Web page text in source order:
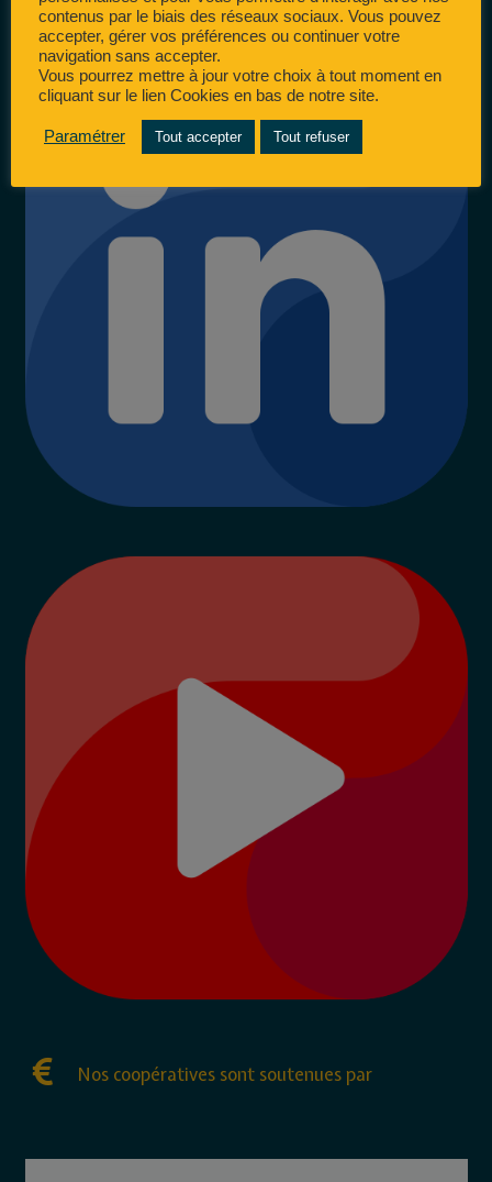
Nos coopératives sont soutenues par
contenus par le biais des réseaux sociaux. Vous pouvez
accepter, gérer vos préférences ou continuer votre
navigation sans accepter.
Vous pourrez mettre à jour votre choix à tout moment en
cliquant sur le lien Cookies en bas de notre site.
Paramétrer Tout accepter Tout refuser